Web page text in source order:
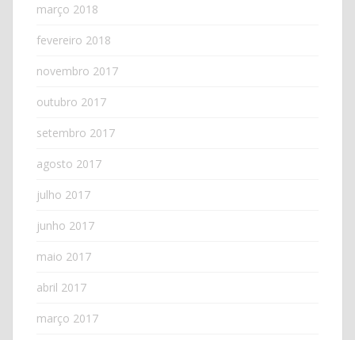
março 2018
fevereiro 2018
novembro 2017
outubro 2017
setembro 2017
agosto 2017
julho 2017
junho 2017
maio 2017
abril 2017
março 2017